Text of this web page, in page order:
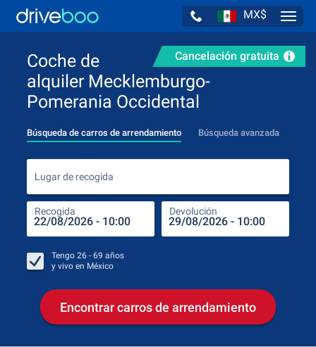
MX$
Cancelación gratuita
Coche de
alquiler Mecklemburgo-
Pomerania Occidental
Búsqueda de carros de arrendamiento Búsqueda avanzada
Lugar de recogida
Recogida Devolución
Tengo 26 - 69 años
y vivo en México
Encontrar carros de arrendamiento